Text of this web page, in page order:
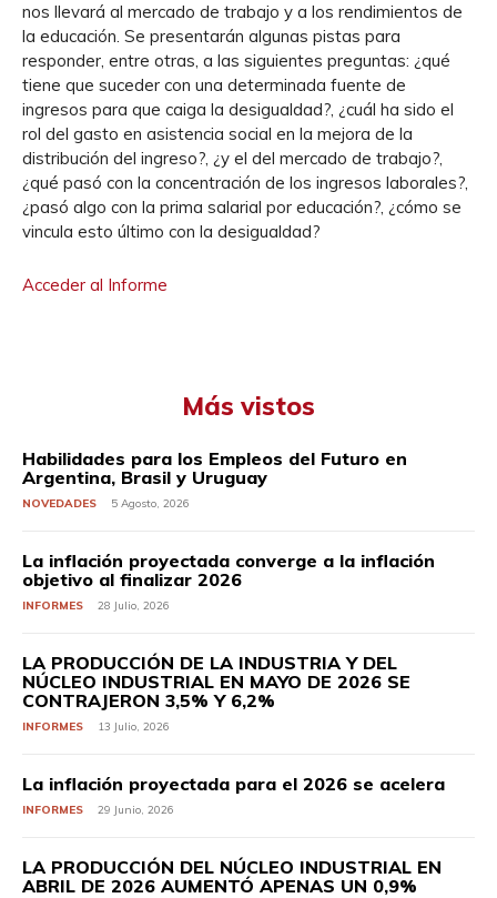
nos llevará al mercado de trabajo y a los rendimientos de
la educación. Se presentarán algunas pistas para
responder, entre otras, a las siguientes preguntas: ¿qué
tiene que suceder con una determinada fuente de
ingresos para que caiga la desigualdad?, ¿cuál ha sido el
rol del gasto en asistencia social en la mejora de la
distribución del ingreso?, ¿y el del mercado de trabajo?,
¿qué pasó con la concentración de los ingresos laborales?,
¿pasó algo con la prima salarial por educación?, ¿cómo se
vincula esto último con la desigualdad?
Acceder al Informe
Más vistos
Habilidades para los Empleos del Futuro en
Argentina, Brasil y Uruguay
NOVEDADES 5 Agosto, 2026
La inflación proyectada converge a la inflación
objetivo al finalizar 2026
INFORMES 28 Julio, 2026
LA PRODUCCIÓN DE LA INDUSTRIA Y DEL
NÚCLEO INDUSTRIAL EN MAYO DE 2026 SE
CONTRAJERON 3,5% Y 6,2%
INFORMES 13 Julio, 2026
La inflación proyectada para el 2026 se acelera
INFORMES 29 Junio, 2026
LA PRODUCCIÓN DEL NÚCLEO INDUSTRIAL EN
ABRIL DE 2026 AUMENTÓ APENAS UN 0,9%